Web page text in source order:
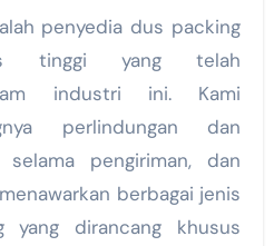
penyedia dus packing
tinggi yang telah
industri ini. Kami
perlindungan dan
selama pengiriman, dan
berbagai jenis
yang dirancang khusus